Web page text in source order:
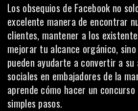
Los obsequios de Facebook no
excelente manera de encontrar
clientes, mantener a los
mejorar tu alcance orgánico,
pueden ayudarte a convertir a su
sociales en embajadores de la
aprende cómo hacer un concurso
simples pasos.